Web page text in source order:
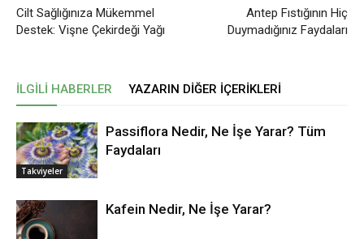
Cilt Sağlığınıza Mükemmel
Destek: Vişne Çekirdeği Yağı
Antep Fıstığının Hiç
Duymadığınız Faydaları
İLGILI HABERLER YAZARIN DIĞER İÇERIKLERI
Takviyeler
Passiflora Nedir, Ne İşe Yarar? Tüm
Faydaları
Kafein Nedir, Ne İşe Yarar?